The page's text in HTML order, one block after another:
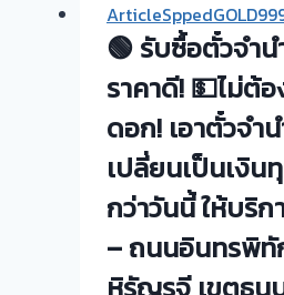
ทอง
ยินดี
บริการ
รับ
ไถ่ถอน
ถึง
โรง
จำนำ
ร้าน
🟢 รับซื้อตั๋วจำ
ราคาดี! 💵ไม่ต้
ดอก! เอาตั๋วจำ
เปลี่ยนเป็นเงิน
กว่าวันนี้ ให้บริ
– ถนนอินทรพิทั